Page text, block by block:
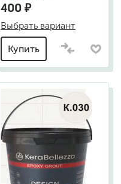
400 ₽
Выбрать вариант
Купить